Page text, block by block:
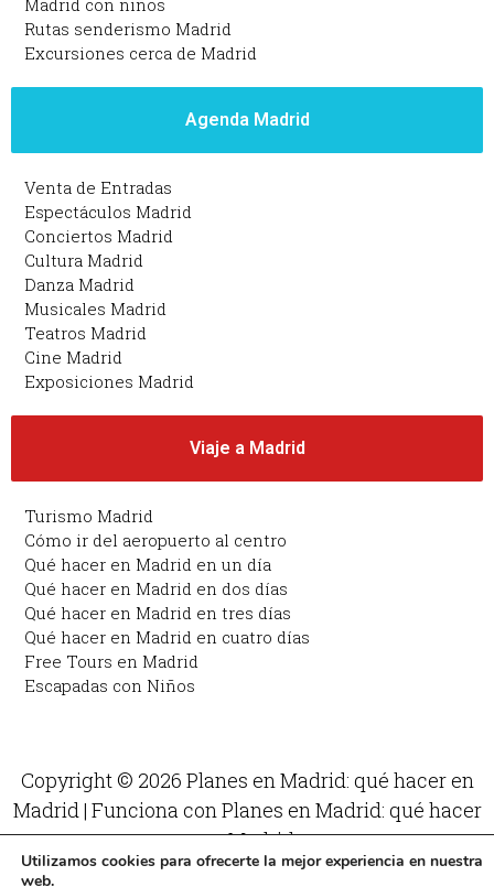
Madrid con niños
Rutas senderismo Madrid
Excursiones cerca de Madrid
Agenda Madrid
Venta de Entradas
Espectáculos Madrid
Conciertos Madrid
Cultura Madrid
Danza Madrid
Musicales Madrid
Teatros Madrid
Cine Madrid
Exposiciones Madrid
Viaje a Madrid
Turismo Madrid
Cómo ir del aeropuerto al centro
Qué hacer en Madrid en un día
Qué hacer en Madrid en dos días
Qué hacer en Madrid en tres días
Qué hacer en Madrid en cuatro días
Free Tours en Madrid
Escapadas con Niños
Copyright © 2026 Planes en Madrid: qué hacer en
Madrid | Funciona con Planes en Madrid: qué hacer
en Madrid
Utilizamos cookies para ofrecerte la mejor experiencia en nuestra
web.